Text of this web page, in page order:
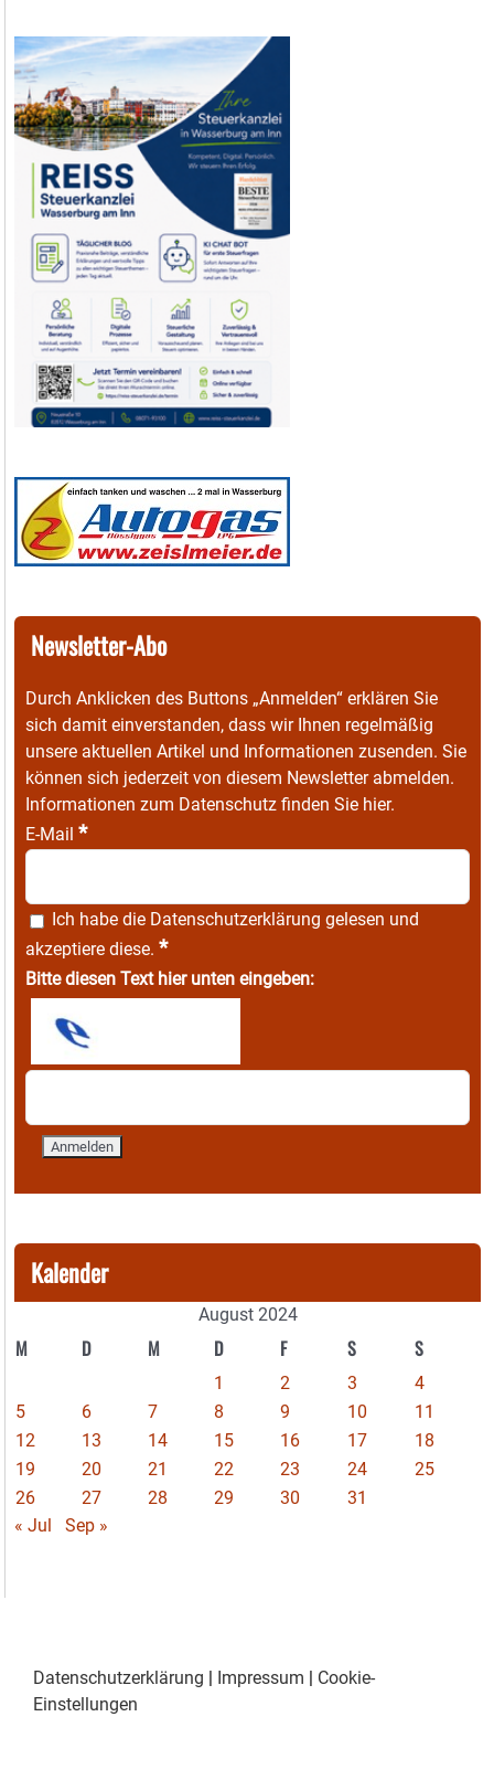
Newsletter-Abo
Durch Anklicken des Buttons „Anmelden“ erklären Sie
sich damit einverstanden, dass wir Ihnen regelmäßig
unsere aktuellen Artikel und Informationen zusenden. Sie
können sich jederzeit von diesem Newsletter abmelden.
Informationen zum Datenschutz finden Sie hier.
E-Mail *
Ich habe die Datenschutzerklärung gelesen und
akzeptiere diese. *
Bitte diesen Text hier unten eingeben:
Kalender
August 2024
M D M D F S S
1 2 3
4
5
6 7 8 9 10
11
12
13 14 15 16 17
18
19
20 21 22 23 24
25
26
27 28 29 30
31
« Jul
Sep »
Datenschutzerklärung Impressum
Cookie-
Einstellungen